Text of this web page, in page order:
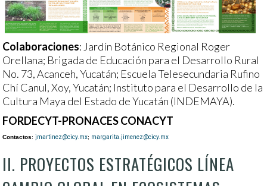
Colaboraciones: Jardín Botánico Regional Roger
Orellana; Brigada de Educación para el Desarrollo Rural
No. 73, Acanceh, Yucatán; Escuela Telesecundaria Rufino
Chí Canul, Xoy, Yucatán; Instituto para el Desarrollo de la
Cultura Maya del Estado de Yucatán (INDEMAYA).
FORDECYT-PRONACES CONACYT
Contactos: jmartinez@cicy.mx; margarita.jimenez@cicy.mx
II. PROYECTOS ESTRATÉGICOS LÍNEA